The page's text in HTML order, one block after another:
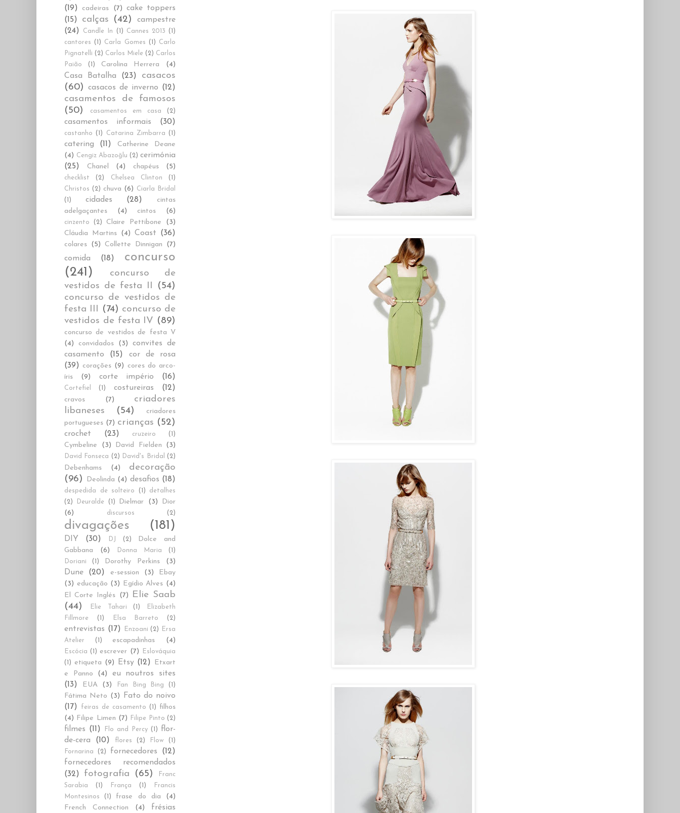
(19)
cadeiras (7) cake toppers
(15)
calças (42)
campestre
(24)
Candle In (1) Cannes 2013
(1)
cantores
(1) Carla Gomes (1)
Carlo
Pignatelli (2) Carlos Miele (2) Carlos
Paião
(1) Carolina Herrera (4)
Casa Batalha (23)
casacos
(60)
casacos de inverno (12)
casamentos de famosos
(50)
casamentos em casa (2)
casamentos informais (30)
castanho (1) Catarina Zimbarra (1)
catering (11)
Catherine Deane
(4) Cengiz Abazoğlu (2) cerimónia
(25)
Chanel (4) chapéus (5)
checklist (2) Chelsea Clinton
(1)
Christos (2) chuva (6)
Ciarla Bridal
(1)
cidades (28)
cintas
adelgaçantes
(4) cintos (6)
cinzento (2) Claire Pettibone
(3)
Cláudia Martins (4) Coast (36)
colares (5) Collette Dinnigan (7)
comida (18)
concurso
(241)
concurso de
vestidos de festa II
(54)
concurso de vestidos de
festa III
(74) concurso de
vestidos de festa IV (89)
concurso de vestidos de festa V
(4)
convidados (3)
convites de
casamento
(15)
cor de rosa
(39) corações (9) cores do arco-
íris
(9) corte império (16)
Cortefiel (1) costureiras (12)
cravos (7)
criadores
libaneses
(54)
criadores
portugueses (7) crianças (52)
crochet (23) cruzeiro (1)
Cymbeline (3) David Fielden (3)
David Fonseca (2) David's Bridal (2)
Debenhams (4)
decoração
(96)
Deolinda (4) desafios (18)
despedida de solteiro (1)
detalhes
(2)
Deuralde (1) Dielmar (3)
Dior
(6)
discursos (2)
divagações (181)
DIY (30) DJ (2)
Dolce and
Gabbana
(6) Donna Maria
(1)
Doriani
(1) Dorothy Perkins (3)
Dune (20) e-session (3)
Ebay
(3) educação (3) Egídio Alves (4)
El Corte Inglés (7)
Elie Saab
(44)
Elie Tahari (1)
Elizabeth
Fillmore
(1) Elsa Barreto (2)
entrevistas (17) Enzoani (2)
Ersa
Atelier
(1) escapadinhas (4)
Escócia (1) escrever (7)
Eslováquia
(1)
etiqueta (9) Etsy (12)
Etxart
e Panno
(4)
eu noutros sites
(13)
EUA (3) Fan Bing Bing (1)
Fátima Neto (3)
Fato do noivo
(17)
feiras de casamento (1)
filhos
(4) Filipe Limen (7) Filipe Pinto (2)
filmes (11) Flo and Percy (1)
flor-
de-cera
(10) flores (2) Flow
(1)
Fornarina
(2) fornecedores
(12)
fornecedores recomendados
(32)
fotografia (65)
Franc
Sarabia
(1) França (1)
Francis
Montesinos
(1) frase do dia
(4)
French Connection
(4) frésias